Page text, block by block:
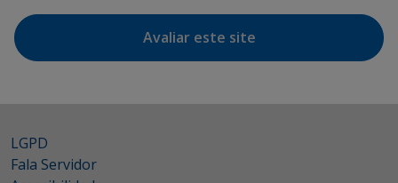
Avaliar este site
LGPD
Fala Servidor